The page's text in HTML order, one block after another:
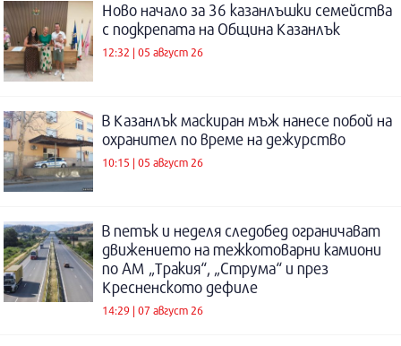
Ново начало за 36 казанлъшки семейства
с подкрепата на Община Казанлък
12:32 | 05 август 26
В Казанлък маскиран мъж нанесе побой на
охранител по време на дежурство
10:15 | 05 август 26
В петък и неделя следобед ограничават
движението на тежкотоварни камиони
по АМ „Тракия“, „Струма“ и през
Кресненското дефиле
14:29 | 07 август 26